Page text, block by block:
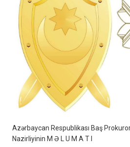
Azərbaycan Respublikası Baş
Nazirliyinin M Ə L U M A T I